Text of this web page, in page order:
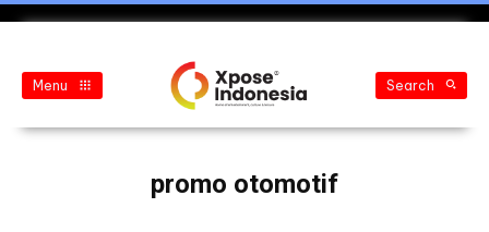
Menu Search
promo otomotif